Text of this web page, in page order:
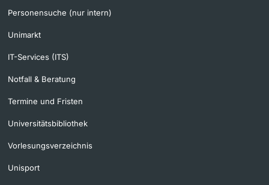
Personensuche (nur intern)
Unimarkt
IT-Services (ITS)
Notfall & Beratung
Termine und Fristen
Universitätsbibliothek
Vorlesungsverzeichnis
Unisport